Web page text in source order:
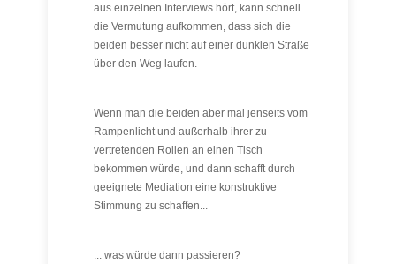
aus einzelnen Interviews hört, kann schnell
die Vermutung aufkommen, dass sich die
beiden besser nicht auf einer dunklen Straße
über den Weg laufen.
Wenn man die beiden aber mal jenseits vom
Rampenlicht und außerhalb ihrer zu
vertretenden Rollen an einen Tisch
bekommen würde, und dann schafft durch
geeignete Mediation eine konstruktive
Stimmung zu schaffen...
... was würde dann passieren?